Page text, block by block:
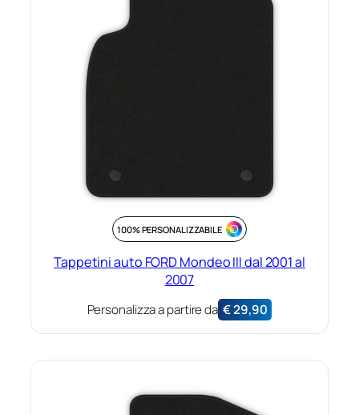
100% PERSONALIZZABILE
Tappetini auto FORD Mondeo III dal 2001 al
2007
Personalizza a partire da €29,90